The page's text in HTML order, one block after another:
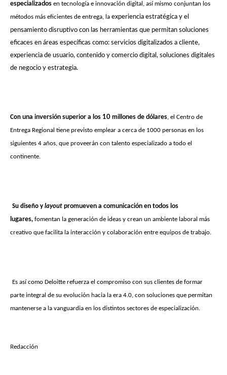
especializados en tecnología e innovación digital, así mismo conjuntan los
métodos más eficientes de entrega, la experiencia estratégica y el
pensamiento disruptivo con las herramientas que permitan soluciones
eficaces en áreas específicas como: servicios digitalizados a cliente,
experiencia de usuario, contenido y comercio digital, soluciones digitales
de negocio y estrategia.
Con una inversión superior a los 10 millones de dólares, el Centro de
Entrega Regional tiene previsto emplear a cerca de 1000 personas en los
siguientes 4 años, que proveerán con talento especializado a todo el
continente.
Su diseño y layout promueven a comunicación en todos los
lugares, fomentan la generación de ideas y crean un ambiente laboral más
creativo que facilita la interacción y colaboración entre equipos de trabajo.
Es así como Deloitte refuerza el compromiso con sus clientes de formar
parte integral de su evolución hacia la era 4.0, con soluciones que permitan
mantenerse a la vanguardia en los distintos sectores de especialización.
Redacción